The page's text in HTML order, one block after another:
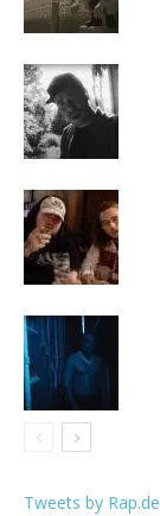
Tweets by Rap.de